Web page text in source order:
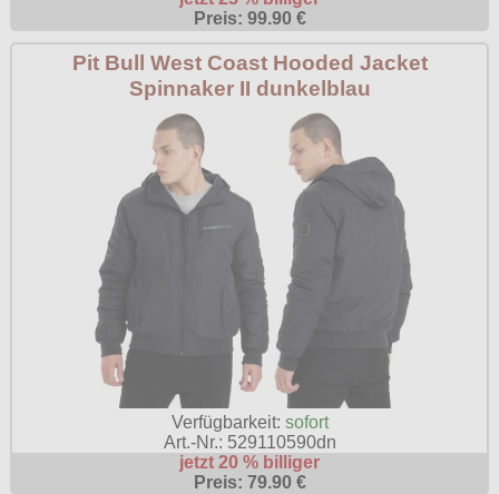
Ostzone
Preis: 99.90 €
Pit Bull West Coast Hooded Jacket
Spinnaker II dunkelblau
Verfügbarkeit: sofort
Art.-Nr.: 529110590dn
jetzt 20 % billiger
Preis: 79.90 €